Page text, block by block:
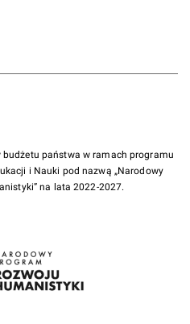
państwa w ramach programu
i Nauki pod nazwą „Narodowy
na lata 2022-2027.